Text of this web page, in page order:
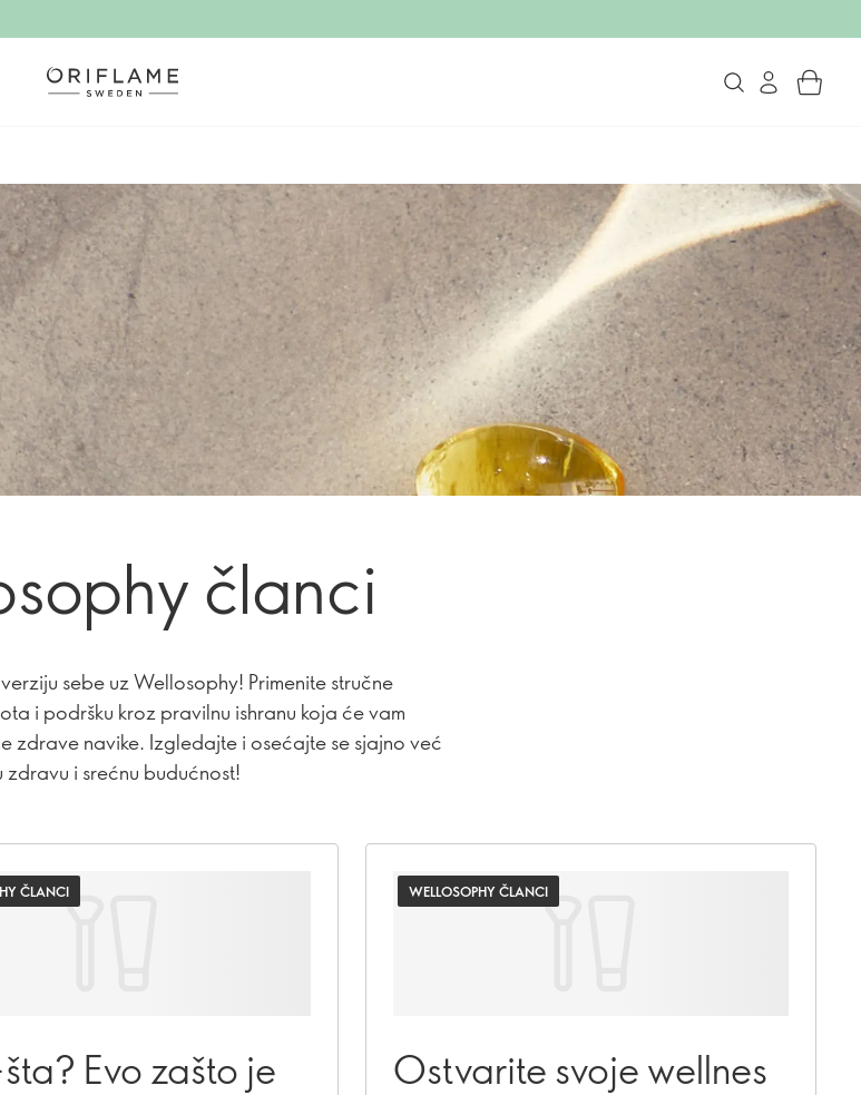
članci
sebe uz Wellosophy! Primenite stručne
i podršku kroz pravilnu ishranu koja će vam
zdrave navike. Izgledajte i osećajte se sjajno već
zdravu i srećnu budućnost!
ČLANCI
Evo zašto je
WELLOSOPHY ČLANCI
Ostvarite svoje wellnes